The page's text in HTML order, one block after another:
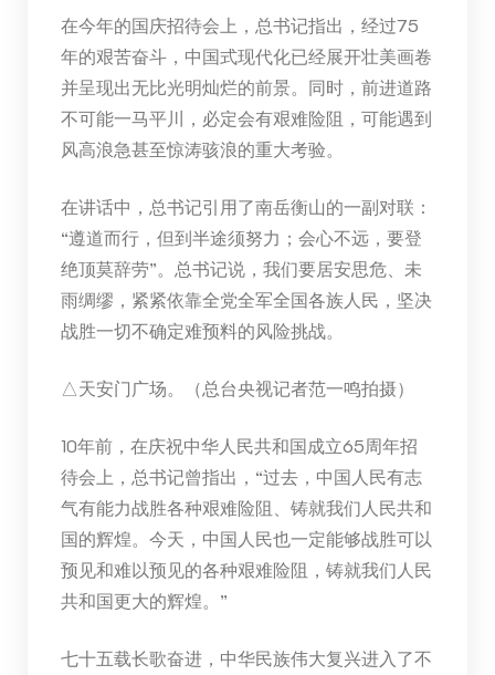
在今年的国庆招待会上，总书记指出，经过75
年的艰苦奋斗，中国式现代化已经展开壮美画卷
并呈现出无比光明灿烂的前景。同时，前进道路
不可能一马平川，必定会有艰难险阻，可能遇到
风高浪急甚至惊涛骇浪的重大考验。
在讲话中，总书记引用了南岳衡山的一副对联：
“遵道而行，但到半途须努力；会心不远，要登
绝顶莫辞劳”。总书记说，我们要居安思危、未
雨绸缪，紧紧依靠全党全军全国各族人民，坚决
战胜一切不确定难预料的风险挑战。
△天安门广场。（总台央视记者范一鸣拍摄）
10年前，在庆祝中华人民共和国成立65周年招
待会上，总书记曾指出，“过去，中国人民有志
气有能力战胜各种艰难险阻、铸就我们人民共和
国的辉煌。今天，中国人民也一定能够战胜可以
预见和难以预见的各种艰难险阻，铸就我们人民
共和国更大的辉煌。”
七十五载长歌奋进，中华民族伟大复兴进入了不